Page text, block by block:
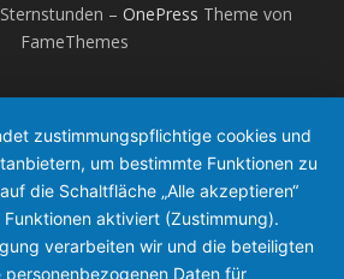
– OnePress Theme von
FameThemes
zustimmungspflichtige cookies und
um bestimmte Funktionen zu
die Schaltfläche „Alle akzeptieren“
aktiviert (Zustimmung).
verarbeiten wir und die beteiligten
personenbezogenen Daten für